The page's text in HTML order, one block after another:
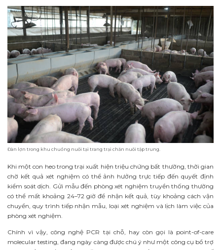
Đàn lợn trong khu chuồng nuôi tại trang trại chăn nuôi tập trung.
Khi một con heo trong trại xuất hiện triệu chứng bất thường, thời gian
chờ kết quả xét nghiệm có thể ảnh hưởng trực tiếp đến quyết định
kiểm soát dịch. Gửi mẫu đến phòng xét nghiệm truyền thống thường
có thể mất khoảng 24–72 giờ để nhận kết quả, tùy khoảng cách vận
chuyển, quy trình tiếp nhận mẫu, loại xét nghiệm và lịch làm việc của
phòng xét nghiệm.
Chính vì vậy, công nghệ PCR tại chỗ, hay còn gọi là point-of-care
molecular testing, đang ngày càng được chú ý như một công cụ bổ trợ